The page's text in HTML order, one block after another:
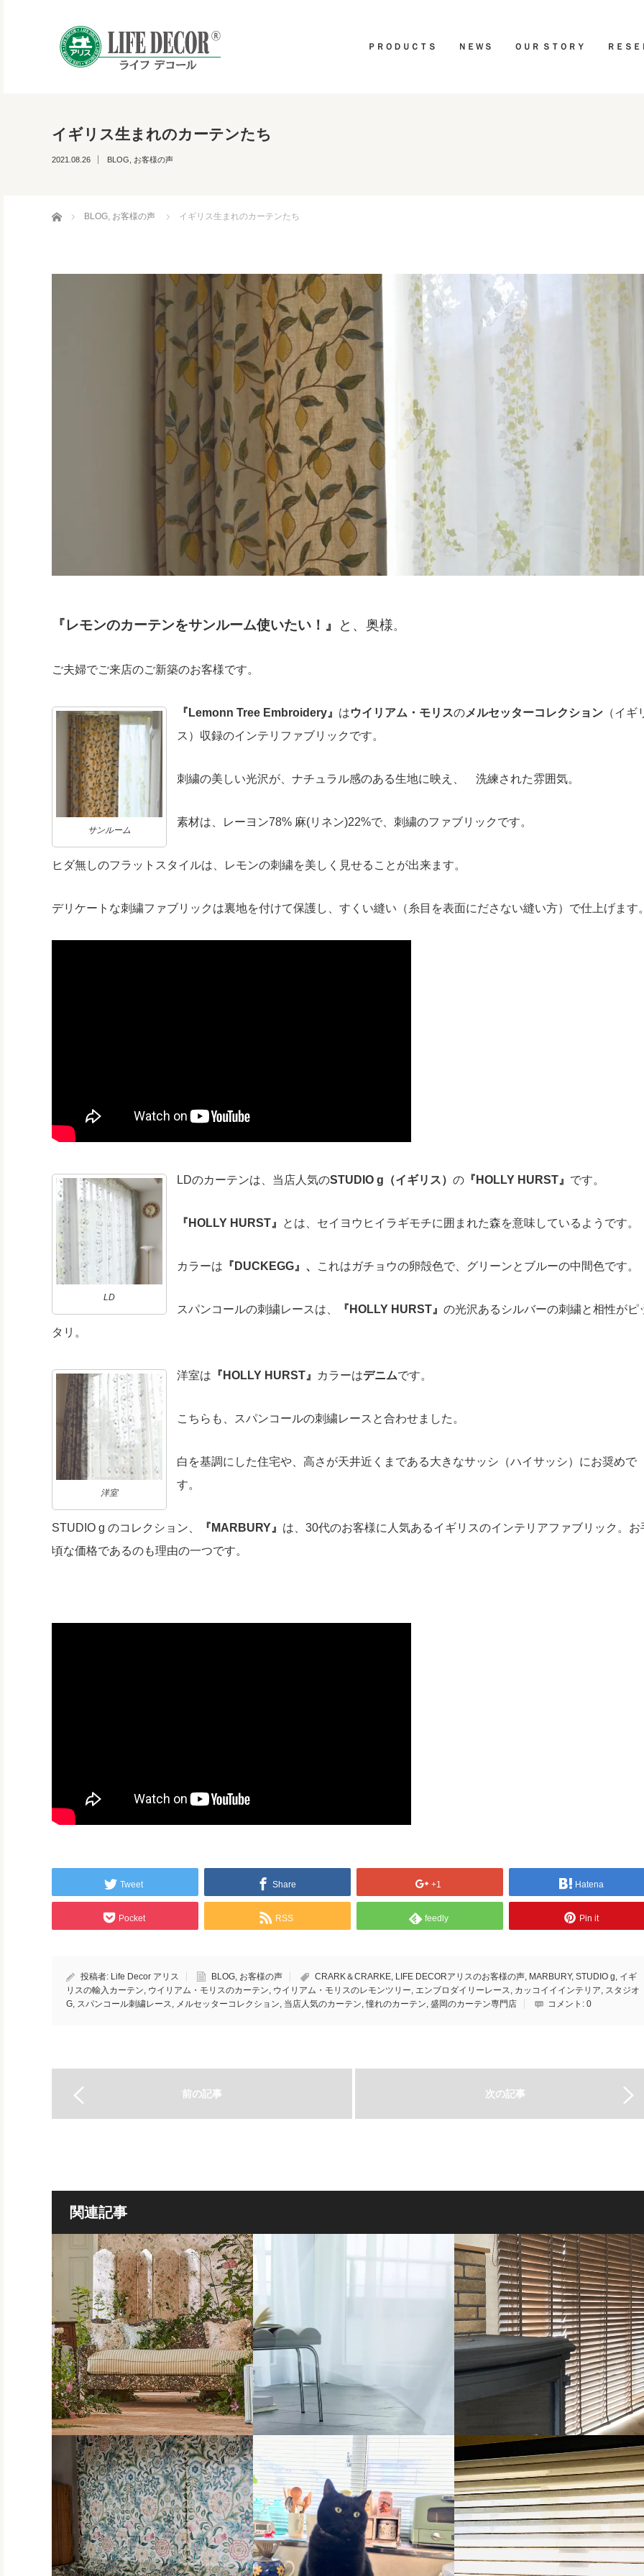
ＰＲＯＤＵＣＴＳ ＮＥＷＳ ＯＵＲ ＳＴＯＲＹ ＲＥＳ
イギリス生まれのカーテンたち
2021.08.26 BLOG お客様の声
ホーム BLOG, お客様の声 イギリス生まれのカーテンたち
『レモンのカーテンをサンルーム使いたい！』 と、奥様。
ご夫婦でご来店のご新築のお客様です。
サンルーム
『Lemonn Tree Embroidery』 はウイリアム・モリスのメルセッターコレクション （イギ
ス）収録のインテリファブリックです。
刺繍の美しい光沢が、ナチュラル感のある生地に映え、 洗練された雰囲気。
素材は、レーヨン78% 麻(リネン)22%で、刺繍のファブリックです。
ヒダ無しのフラットスタイルは、レモンの刺繍を美しく見せることが出来ます。
デリケートな刺繍ファブリックは裏地を付けて保護し、すくい縫い（糸目を表面にださない縫い方）で仕上げます
LD
LDのカーテンは、当店人気のSTUDIO g（イギリス） の 『HOLLY HURST』 です。
『HOLLY HURST』 とは、セイヨウヒイラギモチに囲まれた森を意味しているようです。
カラーは 『DUCKEGG』、 これはガチョウの卵殻色で、グリーンとブルーの中間色です。
スパンコールの刺繍レースは、 『HOLLY HURST』 の光沢あるシルバーの刺繍と相性がピ
タリ 。
洋室
洋室は 『HOLLY HURST』 カラーはデニムです。
こちらも、スパンコールの刺繍レースと合わせました。
白を基調にした住宅や、高さが天井近くまである大きなサッシ（ハイサッシ）にお奨めで
す。
STUDIO g のコレクション、 『MARBURY』 は、30代のお客様に人気あるイギリスのインテリアファブリック。お
頃な価格であるのも理由の一つです。
Tweet Share +1 Hatena
Pocket RSS feedly Pin it
投稿者: Life Decor アリス BLOG, お客様の声 CRARK＆CRARKE, LIFE DECORアリスのお客様の声, MARBURY, STUDIO g, イギ
リスの輸入カーテン, ウイリアム・モリスのカーテン, ウイリアム・モリスのレモンツリー, エンブロダイリーレース, カッコイイインテリア, スタジオ
G, スパンコール刺繍レース, メルセッターコレクション, 当店人気のカーテン,憧れのカーテン, 盛岡のカーテン専門店 コメント: 0
前の記事 次の記事
関連記事